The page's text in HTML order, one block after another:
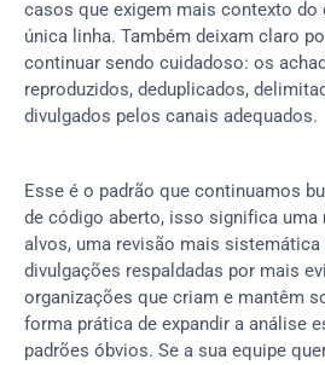
casos que exigem mais contexto do
única linha. Também deixam claro
continuar sendo cuidadoso: os
reproduzidos, deduplicados,
divulgados pelos canais adequados.
Esse é o padrão que continuamos
de código aberto, isso significa uma
alvos, uma revisão mais sistemática
divulgações respaldadas por mais
organizações que criam e mantêm
forma prática de expandir a análise
padrões óbvios. Se a sua equipe